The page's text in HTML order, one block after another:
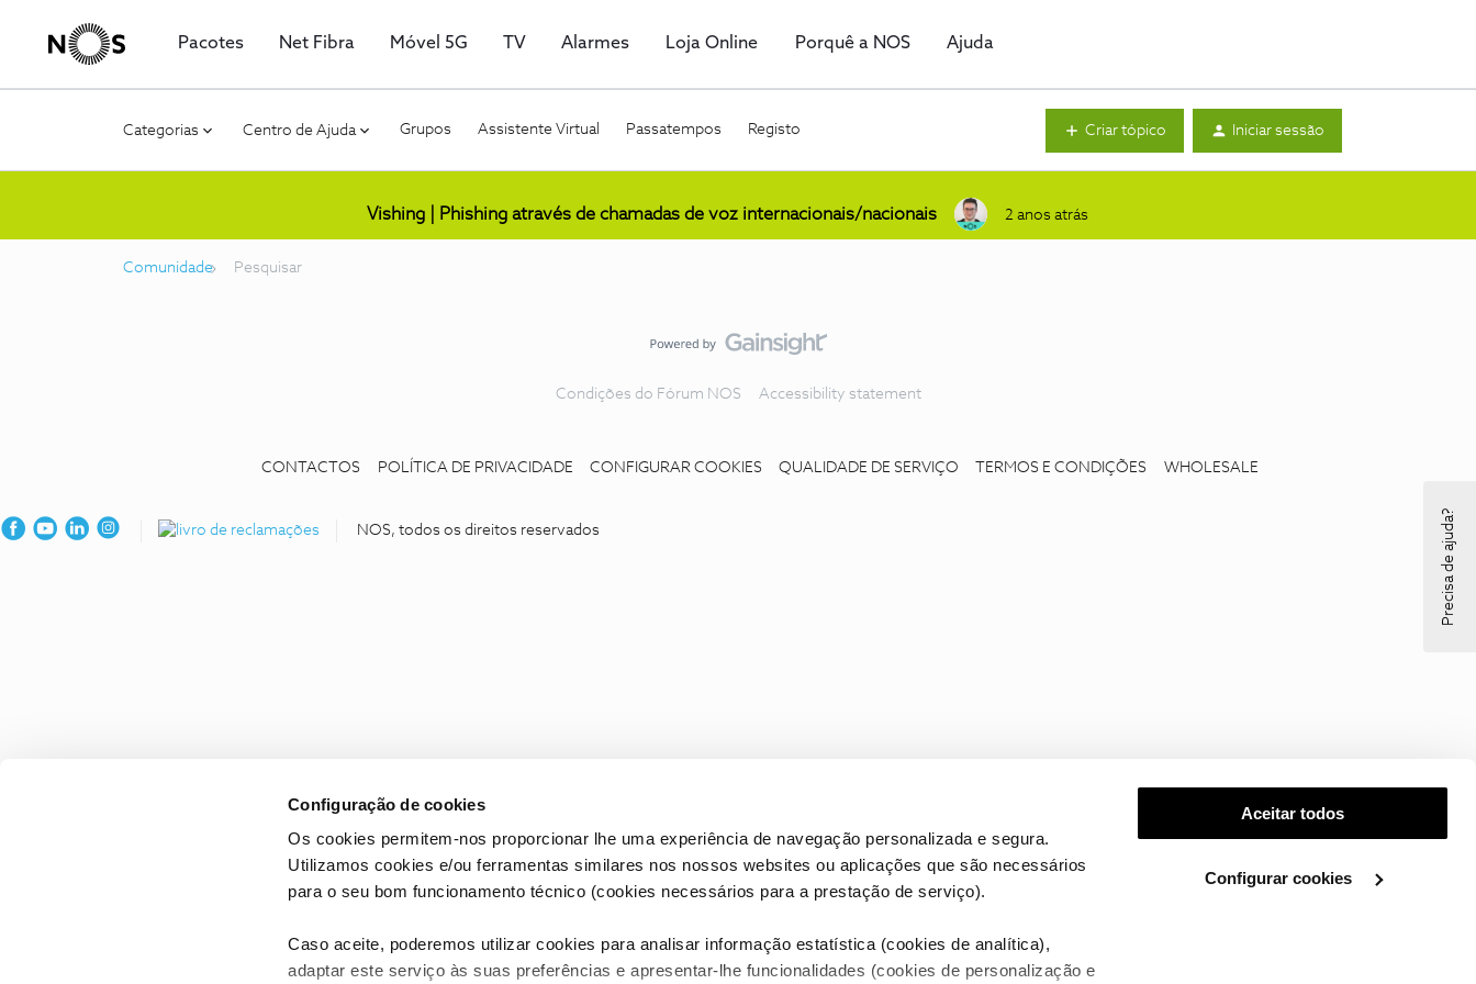
Configuração de cookies
Os cookies permitem-nos proporcionar lhe uma experiência de navegação personalizada e segura.
Utilizamos cookies e/ou ferramentas similares nos nossos websites ou aplicações que são necessários
para o seu bom funcionamento técnico (cookies necessários para a prestação de serviço).
Caso aceite, poderemos utilizar cookies para analisar informação estatística (cookies de analítica),
adaptar este serviço às suas preferências e apresentar-lhe funcionalidades (cookies de personalização e
Aceitar todos
Configurar cookies
Pacotes Net Fibra Móvel 5G TV Alarmes Loja Online Porquê a NOS Ajuda
Categorias Centro de Ajuda Grupos Assistente Virtual Passatempos Registo Criar tópico Iniciar sessão
Vishing | Phishing através de chamadas de voz internacionais/nacionais 2 anos atrás
Comunidade Pesquisar
Condições do Fórum NOS Accessibility statement
CONTACTOS POLÍTICA DE PRIVACIDADE CONFIGURAR COOKIES QUALIDADE DE SERVIÇO TERMOS E CONDIÇÕES WHOLESALE
NOS, todos os direitos reservados Precisa de ajuda?